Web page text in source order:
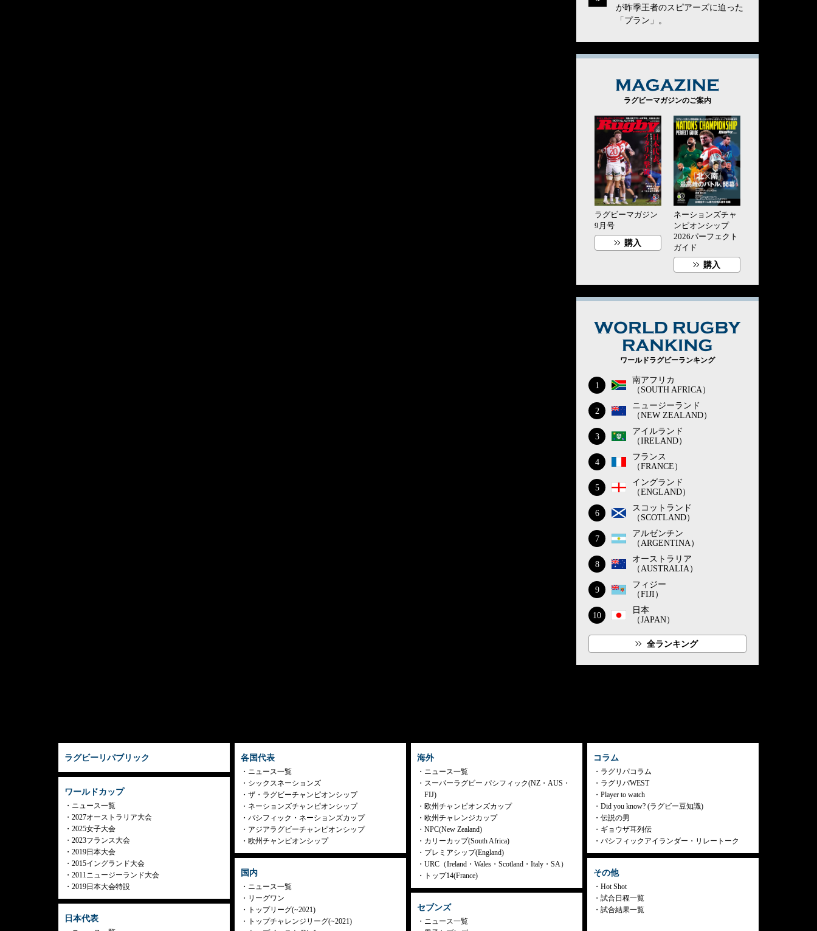
が昨季王者のスピアーズに迫った
「プラン」。
ラグビーマガジンのご案内
ラグビーマガジン
9月号
購入
ネーションズチャ
ンピオンシップ
2026パーフェクト
ガイド
購入
ワールドラグビーランキング
1
南アフリカ
（SOUTH AFRICA）
2
ニュージーランド
（NEW ZEALAND）
3
アイルランド
（IRELAND）
4
フランス
（FRANCE）
5
イングランド
（ENGLAND）
6
スコットランド
（SCOTLAND）
7
アルゼンチン
（ARGENTINA）
8
オーストラリア
（AUSTRALIA）
9
フィジー
（FIJI）
10
日本
（JAPAN）
全ランキング
ラグビーリパブリック
ワールドカップ
ニュース一覧
2027オーストラリア大会
2025女子大会
2023フランス大会
2019日本大会
2015イングランド大会
2011ニュージーランド大会
2019日本大会特設
日本代表
各国代表
ニュース一覧
シックスネーションズ
ザ・ラグビーチャンピオンシップ
ネーションズチャンピオンシップ
パシフィック・ネーションズカップ
アジアラグビーチャンピオンシップ
欧州チャンピオンシップ
国内
ニュース一覧
リーグワン
トップリーグ(~2021)
トップチャレンジリーグ(~2021)
海外
ニュース一覧
スーパーラグビー パシフィック(NZ・AUS・
FIJ)
欧州チャンピオンズカップ
欧州チャレンジカップ
NPC(New Zealand)
カリーカップ(South Africa)
プレミアシップ(England)
URC（Ireland・Wales・Scotland・Italy・SA）
トップ14(France)
セブンズ
ニュース一覧
コラム
ラグリパコラム
ラグリパWEST
Player to watch
Did you know? (ラグビー豆知識)
伝説の男
ギョウザ耳列伝
パシフィックアイランダー・リレートーク
その他
Hot Shot
試合日程一覧
試合結果一覧